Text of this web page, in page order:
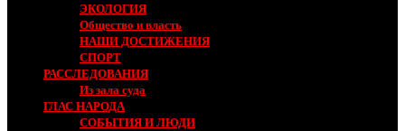
ЭКОЛОГИЯ
Общество и власть
НАШИ ДОСТИЖЕНИЯ
СПОРТ
РАССЛЕДОВАНИЯ
Из зала суда
ГЛАС НАРОДА
СОБЫТИЯ И ЛЮДИ